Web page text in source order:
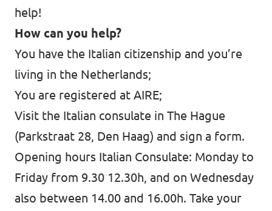
Contact
Volt There - Buitenlandstichting Volt
Charge - Wetenschappelijk Platform Volt
help!
How can you help?
You have the Italian citizenship and you’re
living in the Netherlands;
You are registered at AIRE;
Visit the Italian consulate in The Hague
(Parkstraat 28, Den Haag) and sign a form.
Opening hours Italian Consulate: Monday to
Friday from 9.30 12.30h, and on Wednesday
also between 14.00 and 16.00h. Take your